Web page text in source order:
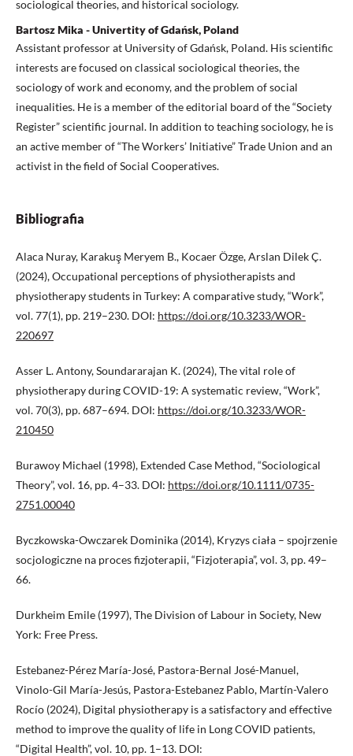
sociological theories, and historical sociology.
Bartosz Mika - Univertity of Gdańsk, Poland
Assistant professor at University of Gdańsk, Poland. His scientific
interests are focused on classical sociological theories, the
sociology of work and economy, and the problem of social
inequalities. He is a member of the editorial board of the “Society
Register” scientific journal. In addition to teaching sociology, he is
an active member of “The Workers’ Initiative” Trade Union and an
activist in the field of Social Cooperatives.
Bibliografia
Alaca Nuray, Karakuş Meryem B., Kocaer Özge, Arslan Dilek Ç.
(2024), Occupational perceptions of physiotherapists and
physiotherapy students in Turkey: A comparative study, “Work”,
vol. 77(1), pp. 219–230. DOI: https://doi.org/10.3233/WOR-
220697
Asser L. Antony, Soundararajan K. (2024), The vital role of
physiotherapy during COVID-19: A systematic review, “Work”,
vol. 70(3), pp. 687–694. DOI: https://doi.org/10.3233/WOR-
210450
Burawoy Michael (1998), Extended Case Method, “Sociological
Theory”, vol. 16, pp. 4–33. DOI: https://doi.org/10.1111/0735-
2751.00040
Byczkowska-Owczarek Dominika (2014), Kryzys ciała – spojrzenie
socjologiczne na proces fizjoterapii, “Fizjoterapia”, vol. 3, pp. 49–
66.
Durkheim Emile (1997), The Division of Labour in Society, New
York: Free Press.
Estebanez-Pérez María-José, Pastora-Bernal José-Manuel,
Vinolo-Gil María-Jesús, Pastora-Estebanez Pablo, Martín-Valero
Rocío (2024), Digital physiotherapy is a satisfactory and effective
method to improve the quality of life in Long COVID patients,
“Digital Health”, vol. 10, pp. 1–13. DOI: